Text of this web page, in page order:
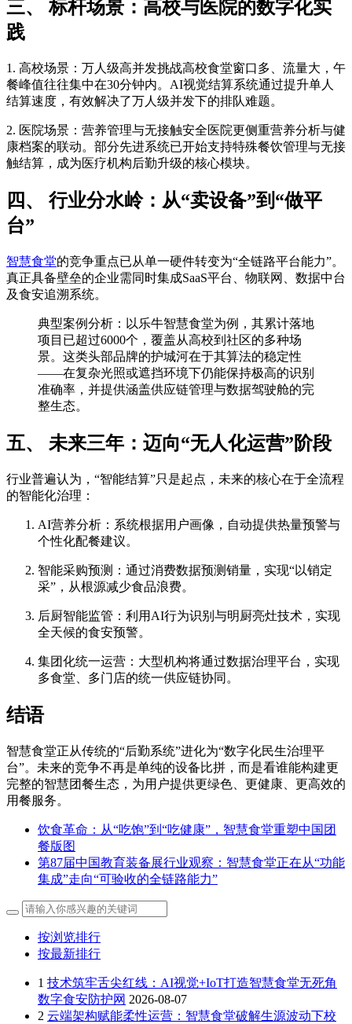
三、 标杆场景：高校与医院的数字化实
践
1. 高校场景：万人级高并发挑战高校食堂窗口多、流量大，午
餐峰值往往集中在30分钟内。AI视觉结算系统通过提升单人
结算速度，有效解决了万人级并发下的排队难题。
2. 医院场景：营养管理与无接触安全医院更侧重营养分析与健
康档案的联动。部分先进系统已开始支持特殊餐饮管理与无接
触结算，成为医疗机构后勤升级的核心模块。
四、 行业分水岭：从“卖设备”到“做平
台”
智慧食堂的竞争重点已从单一硬件转变为“全链路平台能力”。
真正具备壁垒的企业需同时集成SaaS平台、物联网、数据中台
及食安追溯系统。
典型案例分析：以乐牛智慧食堂为例，其累计落地
项目已超过6000个，覆盖从高校到社区的多种场
景。这类头部品牌的护城河在于其算法的稳定性
——在复杂光照或遮挡环境下仍能保持极高的识别
准确率，并提供涵盖供应链管理与数据驾驶舱的完
整生态。
五、 未来三年：迈向“无人化运营”阶段
行业普遍认为，“智能结算”只是起点，未来的核心在于全流程
的智能化治理：
AI营养分析：系统根据用户画像，自动提供热量预警与
个性化配餐建议。
智能采购预测：通过消费数据预测销量，实现“以销定
采”，从根源减少食品浪费。
后厨智能监管：利用AI行为识别与明厨亮灶技术，实现
全天候的食安预警。
集团化统一运营：大型机构将通过数据治理平台，实现
多食堂、多门店的统一供应链协同。
结语
智慧食堂正从传统的“后勤系统”进化为“数字化民生治理平
台”。未来的竞争不再是单纯的设备比拼，而是看谁能构建更
完整的智慧团餐生态，为用户提供更绿色、更健康、更高效的
用餐服务。
饮食革命：从“吃饱”到“吃健康”，智慧食堂重塑中国团
餐版图
第87届中国教育装备展行业观察：智慧食堂正在从“功能
集成”走向“可验收的全链路能力”
按浏览排行
按最新排行
1 技术筑牢舌尖红线：AI视觉+IoT打造智慧食堂无死角
数字食安防护网 2026-08-07
2 云端架构赋能柔性运营：智慧食堂破解生源波动下校